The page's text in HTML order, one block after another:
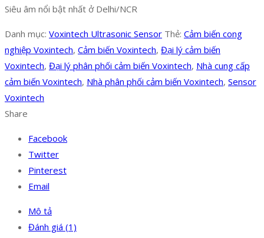
Siêu âm nổi bật nhất ở Delhi/NCR
Danh mục: Voxintech Ultrasonic Sensor Thẻ: Cảm biến cong
nghiệp Voxintech, Cảm biến Voxintech, Đại lý cảm biến
Voxintech, Đại lý phân phối cảm biến Voxintech, Nhà cung cấp
cảm biến Voxintech, Nhà phân phối cảm biến Voxintech, Sensor
Voxintech
Share
Facebook
Twitter
Pinterest
Email
Mô tả
Đánh giá (1)